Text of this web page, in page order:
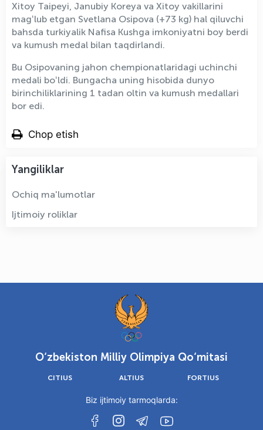
Xitoy Taipeyi, Janubiy Koreya va Xitoy vakillarini
magʻlub etgan Svetlana Osipova (+73 kg) hal qiluvchi
bahsda turkiyalik Nafisa Kushga imkoniyatni boy berdi
va kumush medal bilan taqdirlandi.
Bu Osipovaning jahon chempionatlaridagi uchinchi
medali boʻldi. Bungacha uning hisobida dunyo
birinchiliklarining 1 tadan oltin va kumush medallari
bor edi.
Chop etish
Yangiliklar
Ochiq ma'lumotlar
Ijtimoiy roliklar
O‘zbekiston Milliy Olimpiya Qo‘mitasi
CITIUS ALTIUS FORTIUS
Biz ijtimoiy tarmoqlarda: